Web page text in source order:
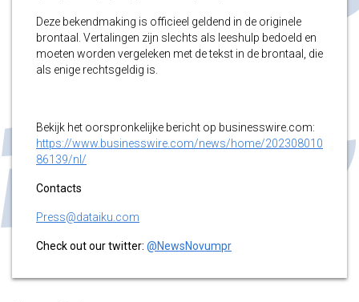
Deze bekendmaking is officieel geldend in de originele
brontaal. Vertalingen zijn slechts als leeshulp bedoeld en
moeten worden vergeleken met de tekst in de brontaal, die
als enige rechtsgeldig is.
Bekijk het oorspronkelijke bericht op businesswire.com:
https://www.businesswire.com/news/home/202308010
86139/nl/
Contacts
Press@dataiku.com
Check out our twitter: @NewsNovumpr